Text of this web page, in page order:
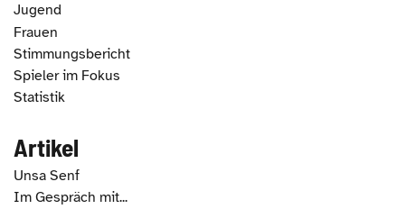
Jugend
Frauen
Stimmungsbericht
Spieler im Fokus
Statistik
Artikel
Unsa Senf
Im Gespräch mit...